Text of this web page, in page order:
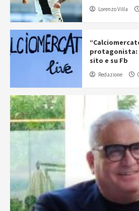
Lorenzo Villa
protagonista:
sito e su Fb
Redazione